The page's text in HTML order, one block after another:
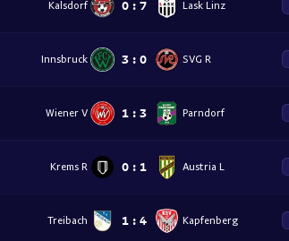
Kalsdorf 0 : 7 Lask Linz
Innsbruck 3 : 0 SVG R
Wiener V 1 : 3 Parndorf
Krems R 0 : 1 Austria L
Treibach 1 : 4 Kapfenberg